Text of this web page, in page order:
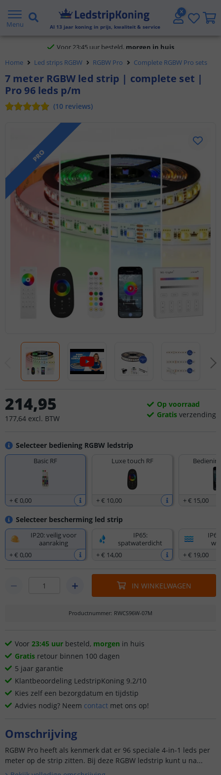
Menu Al 13 jaar koning in prijs, kwaliteit & service
Klantbeoordeling 9.1
Voor 23:45 uur besteld, morgen in huis
Home
Led strips RGBW RGBW Pro Complete RGBW Pro sets
7 meter RGBW led strip | complete set |
Pro 96 leds p/m
(10 reviews)
PRO
Selecteer bediening RGBW ledstrip
Basic RF
+€ 0,00
Luxe touch RF
+€ 10,00 +€ 15,00
Selecteer bescherming led strip
IP20: veilig voor
aanraking
+€ 0,00
IP65:
spatwaterdicht
+€ 14,00
+€ 19,00
214,95
177,64 excl. BTW
Op voorraad
Gratis verzending
IN WINKELWAGEN
Productnummer: RWCS96W-07M
Voor 23:45 uur besteld, morgen in huis
Gratis retour binnen 100 dagen
5 jaar garantie
Klantbeoordeling LedstripKoning 9.2/10
Kies zelf een bezorgdatum en tijdstip
Advies nodig? Neem contact met ons op!
Omschrijving
RGBW Pro heeft als kenmerk dat er 96 speciale 4-in-1 leds per
meter op de strip zitten. Bij deze RGBW ledstrip kunt u na...